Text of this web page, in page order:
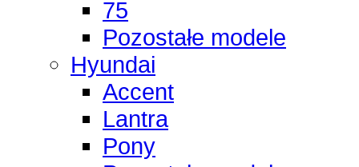
75
Pozostałe modele
Hyundai
Accent
Lantra
Pony